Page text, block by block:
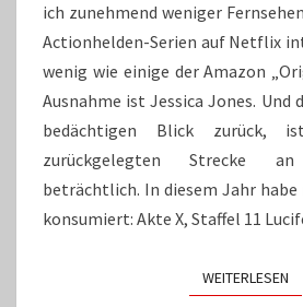
ich zunehmend weniger
Actionhelden-Serien auf Netflix
wenig wie einige der Amazon
Ausnahme ist Jessica Jones. Und
bedächtigen Blick zurück,
zurückgelegten Strecke an
beträchtlich. In diesem Jahr habe
konsumiert: Akte X, Staffel 11
WEITERLESEN